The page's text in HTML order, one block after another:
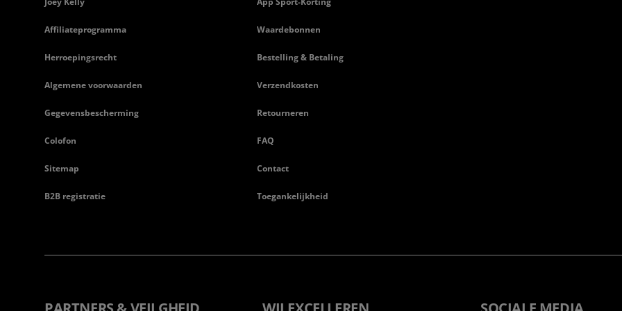
Affiliateprogramma
Herroepingsrecht
Algemene voorwaarden
Gegevensbescherming
Colofon
Sitemap
B2B registratie
Waardebonnen
Bestelling & Betaling
Verzendkosten
Retourneren
FAQ
Contact
Toegankelijkheid